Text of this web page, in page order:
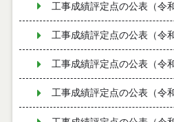
工事成績評定点の公表（令
工事成績評定点の公表（令
工事成績評定点の公表（令
工事成績評定点の公表（令